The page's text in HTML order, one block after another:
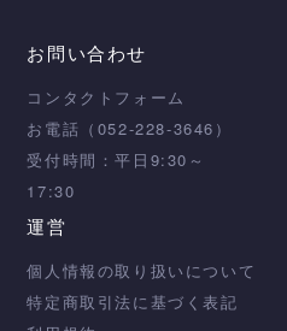
お問い合わせ
コンタクトフォーム
お電話（052-228-3646）
受付時間：平日9:30～
17:30
運営
個人情報の取り扱いについて
特定商取引法に基づく表記